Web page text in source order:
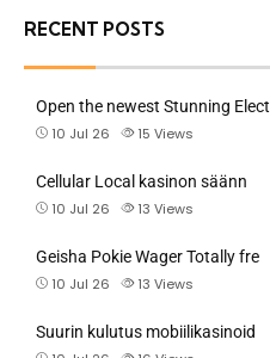
RECENT POSTS
Open the newest Stunning Elect
10 Jul 26
15 Views
Cellular Local kasinon säänn
10 Jul 26
13 Views
Geisha Pokie Wager Totally fre
10 Jul 26
13 Views
Suurin kulutus mobiilikasinoid